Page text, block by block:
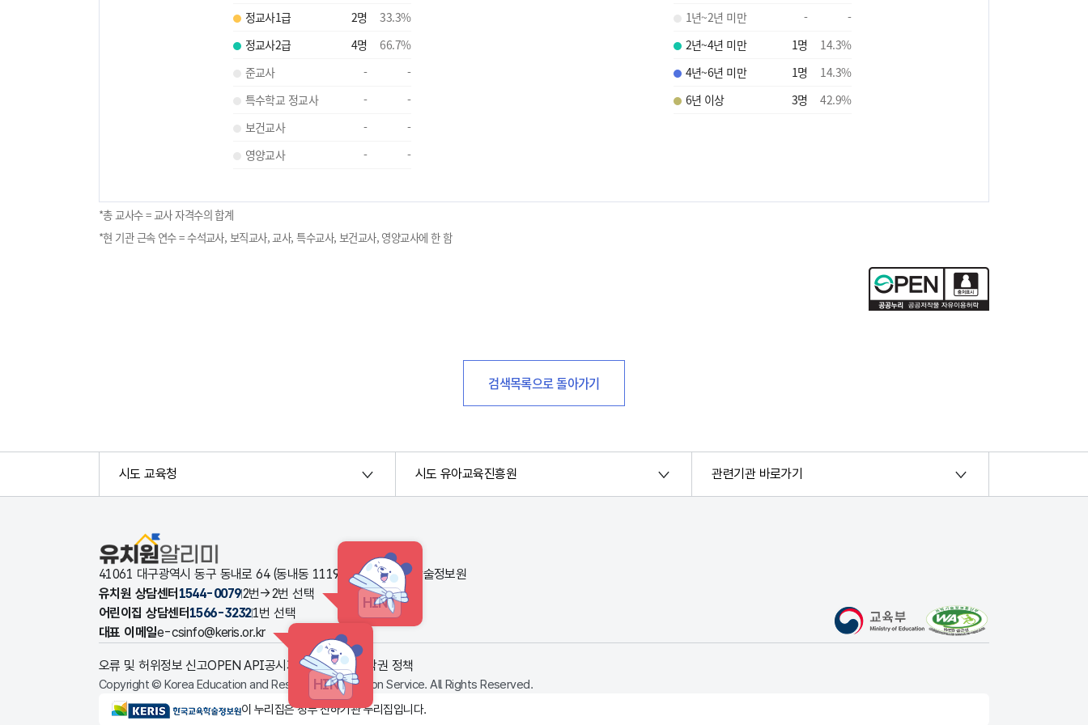
정교사1급
2명 33.3%
정교사2급
4명 66.7%
준교사
-
-
특수학교 정교사
-
-
보건교사
-
-
영양교사
- -
1년~2년 미만
-
-
2년~4년 미만
1명 14.3%
4년~6년 미만
1명 14.3%
6년 이상
3명 42.9%
*총 교사수 = 교사 자격수의 합계
*현 기관 근속 연수 = 수석교사, 보직교사, 교사, 특수교사, 보건교사, 영양교사에 한 함
검색목록으로 돌아가기
시도 교육청 시도 유아교육진흥원 관련기관 바로가기
유치원알리미
41061 대구광역시 동구 동내로 64 (동내동 1119번지) 한국교육학술정보원
유치원 상담센터 1544-00792번→2번 선택
HINT
어린이집 상담센터 1566-32321번 선택
대표 이메일e-csinfo@keris.or.kr
HINT
오류 및 허위정보 신고OPEN API공시자료 다운로드저작권 정책
Copyright © Korea Education and Research Information Service. All Rights Reserved.
KERIS한국교육학술정보원이 누리집은 정부 산하기관 누리집입니다.